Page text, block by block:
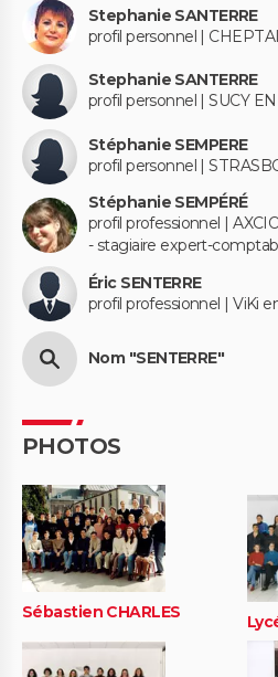
Stephanie SANTERRE
profil personnel |
Stephanie SANTERRE
profil personnel | SUCY
Stéphanie SEMPERE
profil personnel |
Stéphanie SEMPÉRÉ
profil professionnel |
- stagiaire expert-
Éric SENTERRE
profil professionnel | ViKi
Nom "SENTERRE"
PHOTOS
Sébastien CHARLES